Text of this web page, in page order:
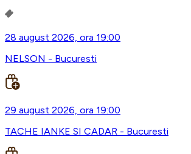
28 august 2026, ora 19:00
NELSON - Bucuresti
29 august 2026, ora 19:00
TACHE IANKE SI CADAR - Bucuresti